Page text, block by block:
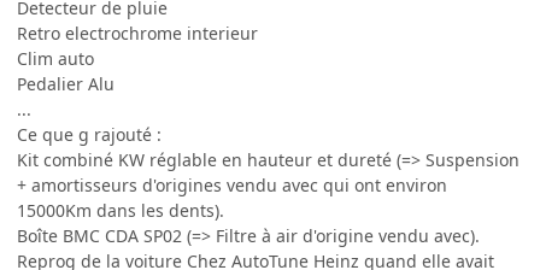
Detecteur de pluie
Retro electrochrome interieur
Clim auto
Pedalier Alu
...
Ce que g rajouté :
Kit combiné KW réglable en hauteur et dureté (=> Suspension
+ amortisseurs d'origines vendu avec qui ont environ
15000Km dans les dents).
Boîte BMC CDA SP02 (=> Filtre à air d'origine vendu avec).
Reprog de la voiture Chez AutoTune Heinz quand elle avait